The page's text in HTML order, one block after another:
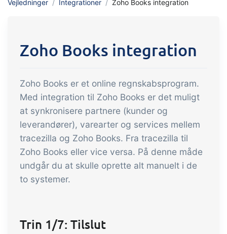
indtjening
forbindelse med handel og produktion
Det skal være nemt at handle sammen.
Automatisér de mange opgaver
forbundet med samhandel
Sporbarhed &
kvalitetsstyring
Få fuld digital sporbarhed og
automatiseret kvalitetsstyring
tracezilla gør det nemt at drive en
Vejledninger Integrationer Zoho Books integration
Zoho Books integration
Zoho Books er et online regnskabsprogram.
Med integration til Zoho Books er det muligt
at synkronisere partnere (kunder og
leverandører), varearter og services mellem
tracezilla og Zoho Books. Fra tracezilla til
Zoho Books eller vice versa. På denne måde
undgår du at skulle oprette alt manuelt i de
to systemer.
Trin 1/7: Tilslut